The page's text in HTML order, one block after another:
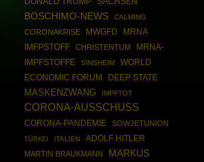
BOSCHIMO-NEWS CALMING
CORONAKRISE MWGFD
MRNA
IMFPSTOFF
CHRISTENTUM
MRNA-
IMPFSTOFFE
SINSHEIM
WORLD
ECONOMIC FORUM
DEEP STATE
MASKENZWANG IMPFTOT
CORONA-AUSSCHUSS
CORONA-PANDEMIE SOWJETUNION
TÜRKEI ITALIEN ADOLF HITLER
MARTIN BRAUKMANN
MARKUS